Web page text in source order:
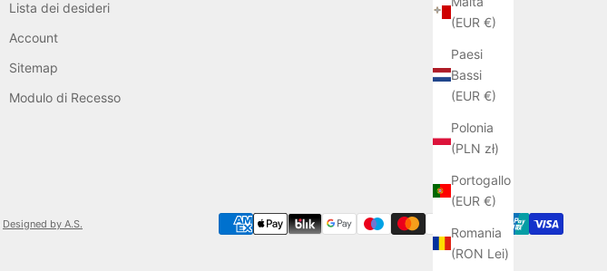
(EUR €)
Paesi
Bassi
(EUR €)
Polonia
(PLN zł)
Portogallo
(EUR €)
Romania
(RON Lei)
Lista dei desideri
Account
Sitemap
Modulo di Recesso
Designed by A.S.